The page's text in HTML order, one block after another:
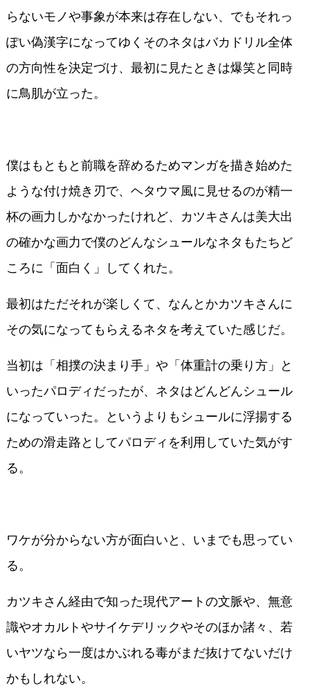
らないモノや事象が本来は存在しない、でもそれっ
ぽい偽漢字になってゆくそのネタはバカドリル全体
の方向性を決定づけ、最初に見たときは爆笑と同時
に鳥肌が立った。
僕はもともと前職を辞めるためマンガを描き始めた
ような付け焼き刃で、ヘタウマ風に見せるのが精一
杯の画力しかなかったけれど、カツキさんは美大出
の確かな画力で僕のどんなシュールなネタもたちど
ころに「面白く」してくれた。
最初はただそれが楽しくて、なんとかカツキさんに
その気になってもらえるネタを考えていた感じだ。
当初は「相撲の決まり手」や「体重計の乗り方」と
いったパロディだったが、ネタはどんどんシュール
になっていった。というよりもシュールに浮揚する
ための滑走路としてパロディを利用していた気がす
る。
ワケが分からない方が面白いと、いまでも思ってい
る。
カツキさん経由で知った現代アートの文脈や、無意
識やオカルトやサイケデリックやそのほか諸々、若
いヤツなら一度はかぶれる毒がまだ抜けてないだけ
かもしれない。